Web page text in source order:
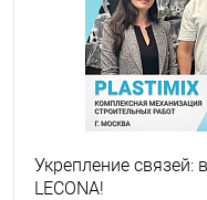
Укрепление связей:
LECONA!